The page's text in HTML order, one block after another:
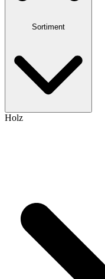
Sortiment
Holz